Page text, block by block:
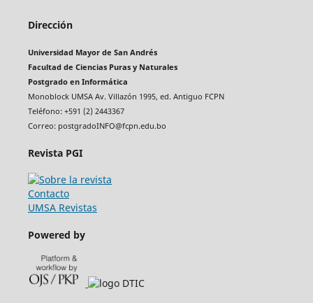
Dirección
Universidad Mayor de San Andrés
Facultad de Ciencias Puras y Naturales
Postgrado en Informática
Monoblock UMSA Av. Villazón 1995, ed. Antiguo FCPN
Teléfono: +591 (2) 2443367
Correo: postgradoINFO@fcpn.edu.bo
Revista PGI
Contacto
UMSA Revistas
Powered by